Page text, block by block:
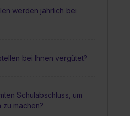
werden jährlich bei
bei Ihnen vergütet?
Schulabschluss, um
machen?